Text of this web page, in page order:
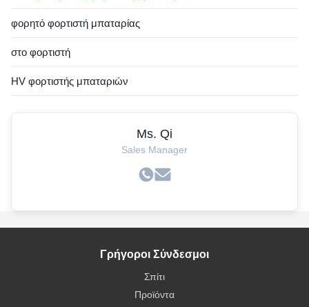
φορητό φορτιστή μπαταρίας
στο φορτιστή
HV φορτιστής μπαταριών
Ms. Qi
Sales Manager
Γρήγοροι Σύνδεσμοι
Σπίτι
Προϊόντα